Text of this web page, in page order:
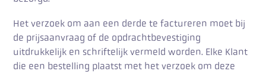
Het verzoek om aan een derde te factureren moet bij
de prijsaanvraag of de opdrachtbevestiging
uitdrukkelijk en schriftelijk vermeld worden. Elke Klant
die een bestelling plaatst met het verzoek om deze